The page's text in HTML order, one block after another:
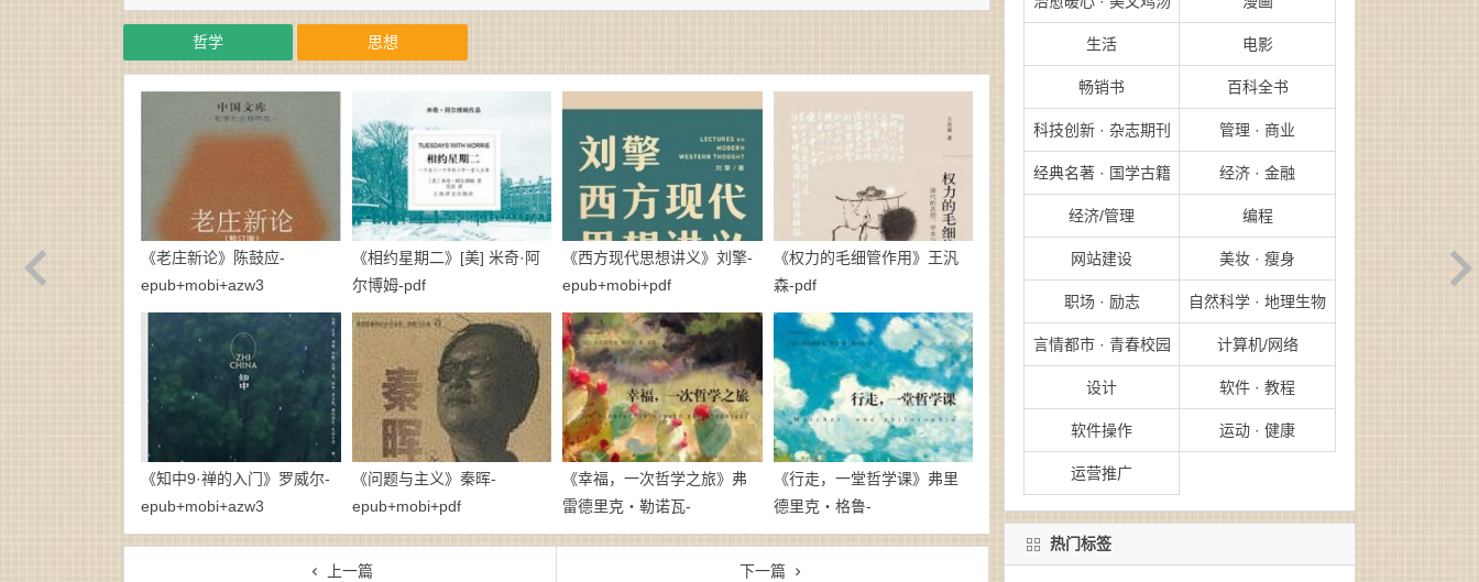
哲学 思想
《老庄新论》陈鼓应-
epub+mobi+azw3
《相约星期二》[美] 米奇·阿
尔博姆-pdf
《西方现代思想讲义》刘擎-
epub+mobi+pdf
《权力的毛细管作用》王汎
森-pdf
《知中9·禅的入门》罗威尔-
epub+mobi+azw3
《问题与主义》秦晖-
epub+mobi+pdf
《幸福，一次哲学之旅》弗
雷德里克・勒诺瓦-
epub+mobi+azw3
《行走，一堂哲学课》弗里
德里克・格鲁-
epub+mobi+azw3
上一篇
下一篇
生活 电影
畅销书 百科全书
科技创新 · 杂志期刊 管理 · 商业
经典名著 · 国学古籍 经济 · 金融
经济/管理 编程
网站建设 美妆 · 瘦身
职场 · 励志 自然科学 · 地理生物
言情都市 · 青春校园 计算机/网络
设计 软件 · 教程
软件操作 运动 · 健康
运营推广
热门标签